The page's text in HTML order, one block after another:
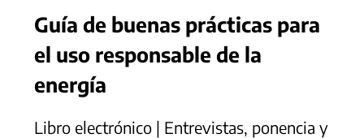
Guía de buenas prácticas para
el uso responsable de la
energía
Libro electrónico | Entrevistas, ponencia y